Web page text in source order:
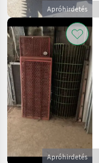
Apróhirdetés
Apróhirdetés